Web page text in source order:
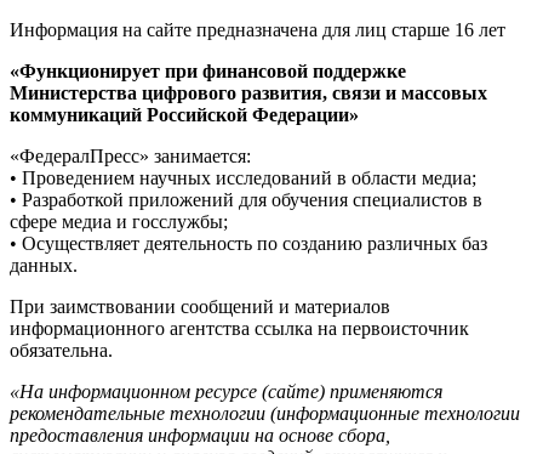
Информация на сайте предназначена для лиц старше 16 лет
«Функционирует при финансовой поддержке
Министерства цифрового развития, связи и массовых
коммуникаций Российской Федерации»
«ФедералПресс» занимается:
• Проведением научных исследований в области медиа;
• Разработкой приложений для обучения специалистов в
сфере медиа и госслужбы;
• Осуществляет деятельность по созданию различных баз
данных.
При заимствовании сообщений и материалов
информационного агентства ссылка на первоисточник
обязательна.
«На информационном ресурсе (сайте) применяются
рекомендательные технологии (информационные технологии
предоставления информации на основе сбора,